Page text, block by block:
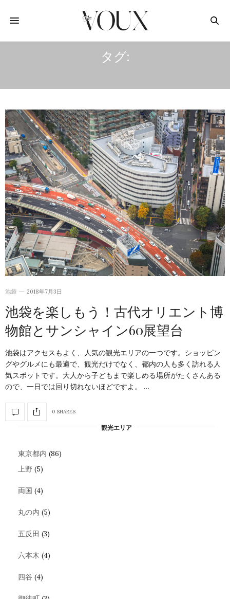
タグ:
池袋 2018年7月3日
池袋を楽しもう！古代オリエント博
物館とサンシャイン60展望台
池袋はアクセスもよく、人気の観光エリアの一つです。ショッピン
グやグルメにも最適で、観光だけでなく、都内の人も多く訪れる人
気スポットです。大人から子どもまで楽しめる場所がたくさんある
ので、一日では回り切れないほどですよ。 …
0 SHARES
観光エリア
東京都内 (86)
上野 (5)
両国 (4)
丸の内 (5)
五反田 (3)
六本木 (4)
四谷 (4)